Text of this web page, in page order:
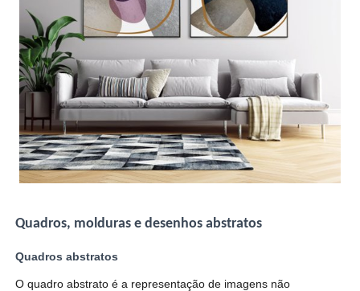
Quadros, molduras e desenhos abstratos
Quadros abstratos
O quadro abstrato é a representação de imagens não